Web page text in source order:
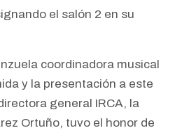
el salón 2 en su
coordinadora musical
y la presentación a este
general IRCA, la
Ortuño, tuvo el honor de